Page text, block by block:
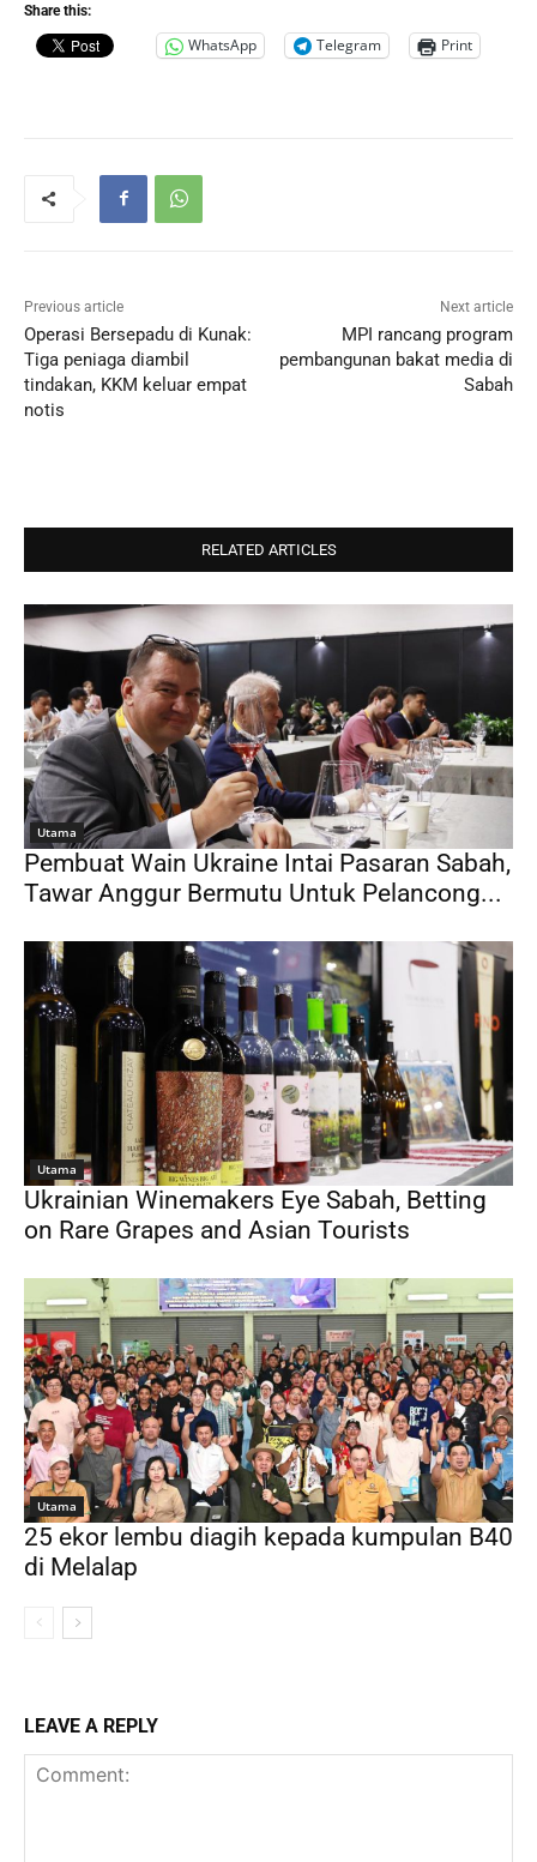
Share this:
WhatsApp Telegram Print
Previous article
Operasi Bersepadu di Kunak:
Tiga peniaga diambil
tindakan, KKM keluar empat
notis
Next article
MPI rancang program
pembangunan bakat media di
Sabah
RELATED ARTICLES
Utama
Pembuat Wain Ukraine Intai Pasaran Sabah,
Tawar Anggur Bermutu Untuk Pelancong...
Utama
Ukrainian Winemakers Eye Sabah, Betting
on Rare Grapes and Asian Tourists
Utama
25 ekor lembu diagih kepada kumpulan B40
di Melalap
LEAVE A REPLY